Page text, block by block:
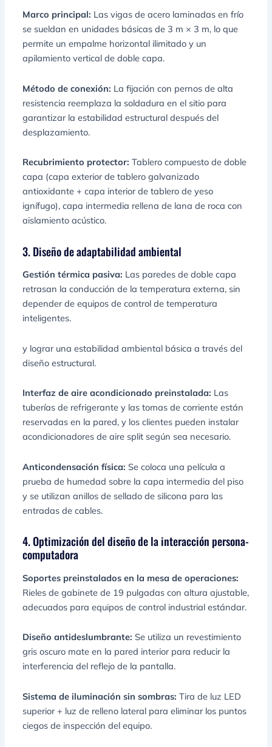
Marco principal: Las vigas de acero laminadas en frío
se sueldan en unidades básicas de 3 m × 3 m, lo que
permite un empalme horizontal ilimitado y un
apilamiento vertical de doble capa.
Método de conexión: La fijación con pernos de alta
resistencia reemplaza la soldadura en el sitio para
garantizar la estabilidad estructural después del
desplazamiento.
Recubrimiento protector: Tablero compuesto de doble
capa (capa exterior de tablero galvanizado
antioxidante + capa interior de tablero de yeso
ignífugo), capa intermedia rellena de lana de roca con
aislamiento acústico.
3. Diseño de adaptabilidad ambiental
Gestión térmica pasiva: Las paredes de doble capa
retrasan la conducción de la temperatura externa, sin
depender de equipos de control de temperatura
inteligentes.
y lograr una estabilidad ambiental básica a través del
diseño estructural.
Interfaz de aire acondicionado preinstalada: Las
tuberías de refrigerante y las tomas de corriente están
reservadas en la pared, y los clientes pueden instalar
acondicionadores de aire split según sea necesario.
Anticondensación física:Se coloca una película a
prueba de humedad sobre la capa intermedia del piso
y se utilizan anillos de sellado de silicona para las
entradas de cables.
4. Optimización del diseño de la interacción persona-
computadora
Soportes preinstalados en la mesa de operaciones:
Rieles de gabinete de 19 pulgadas con altura ajustable,
adecuados para equipos de control industrial estándar.
Diseño antideslumbrante: Se utiliza un revestimiento
gris oscuro mate en la pared interior para reducir la
interferencia del reflejo de la pantalla.
Sistema de iluminación sin sombras: Tira de luz LED
superior + luz de relleno lateral para eliminar los puntos
ciegos de inspección del equipo.